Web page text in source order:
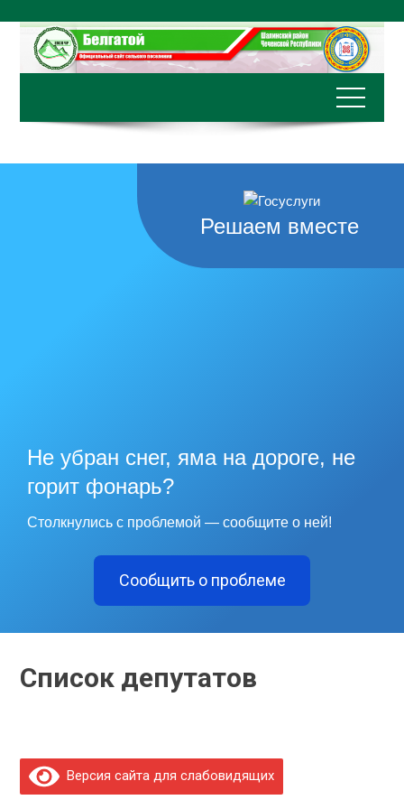
содержимому
Решаем вместе
Не убран снег, яма на дороге, не
горит фонарь?
Столкнулись с проблемой — сообщите о ней!
Сообщить о проблеме
Список депутатов
Версия сайта для слабовидящих